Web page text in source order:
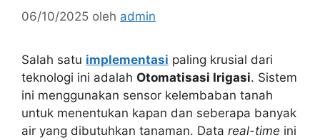
06/10/2025 oleh admin
Salah satu implementasi paling krusial dari
teknologi ini adalah Otomatisasi Irigasi. Sistem
ini menggunakan sensor kelembaban tanah
untuk menentukan kapan dan seberapa banyak
air yang dibutuhkan tanaman. Data real-time ini